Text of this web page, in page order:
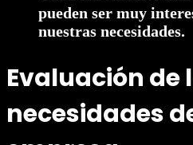
pueden ser muy
nuestras necesidades.
Evaluación de
necesidades